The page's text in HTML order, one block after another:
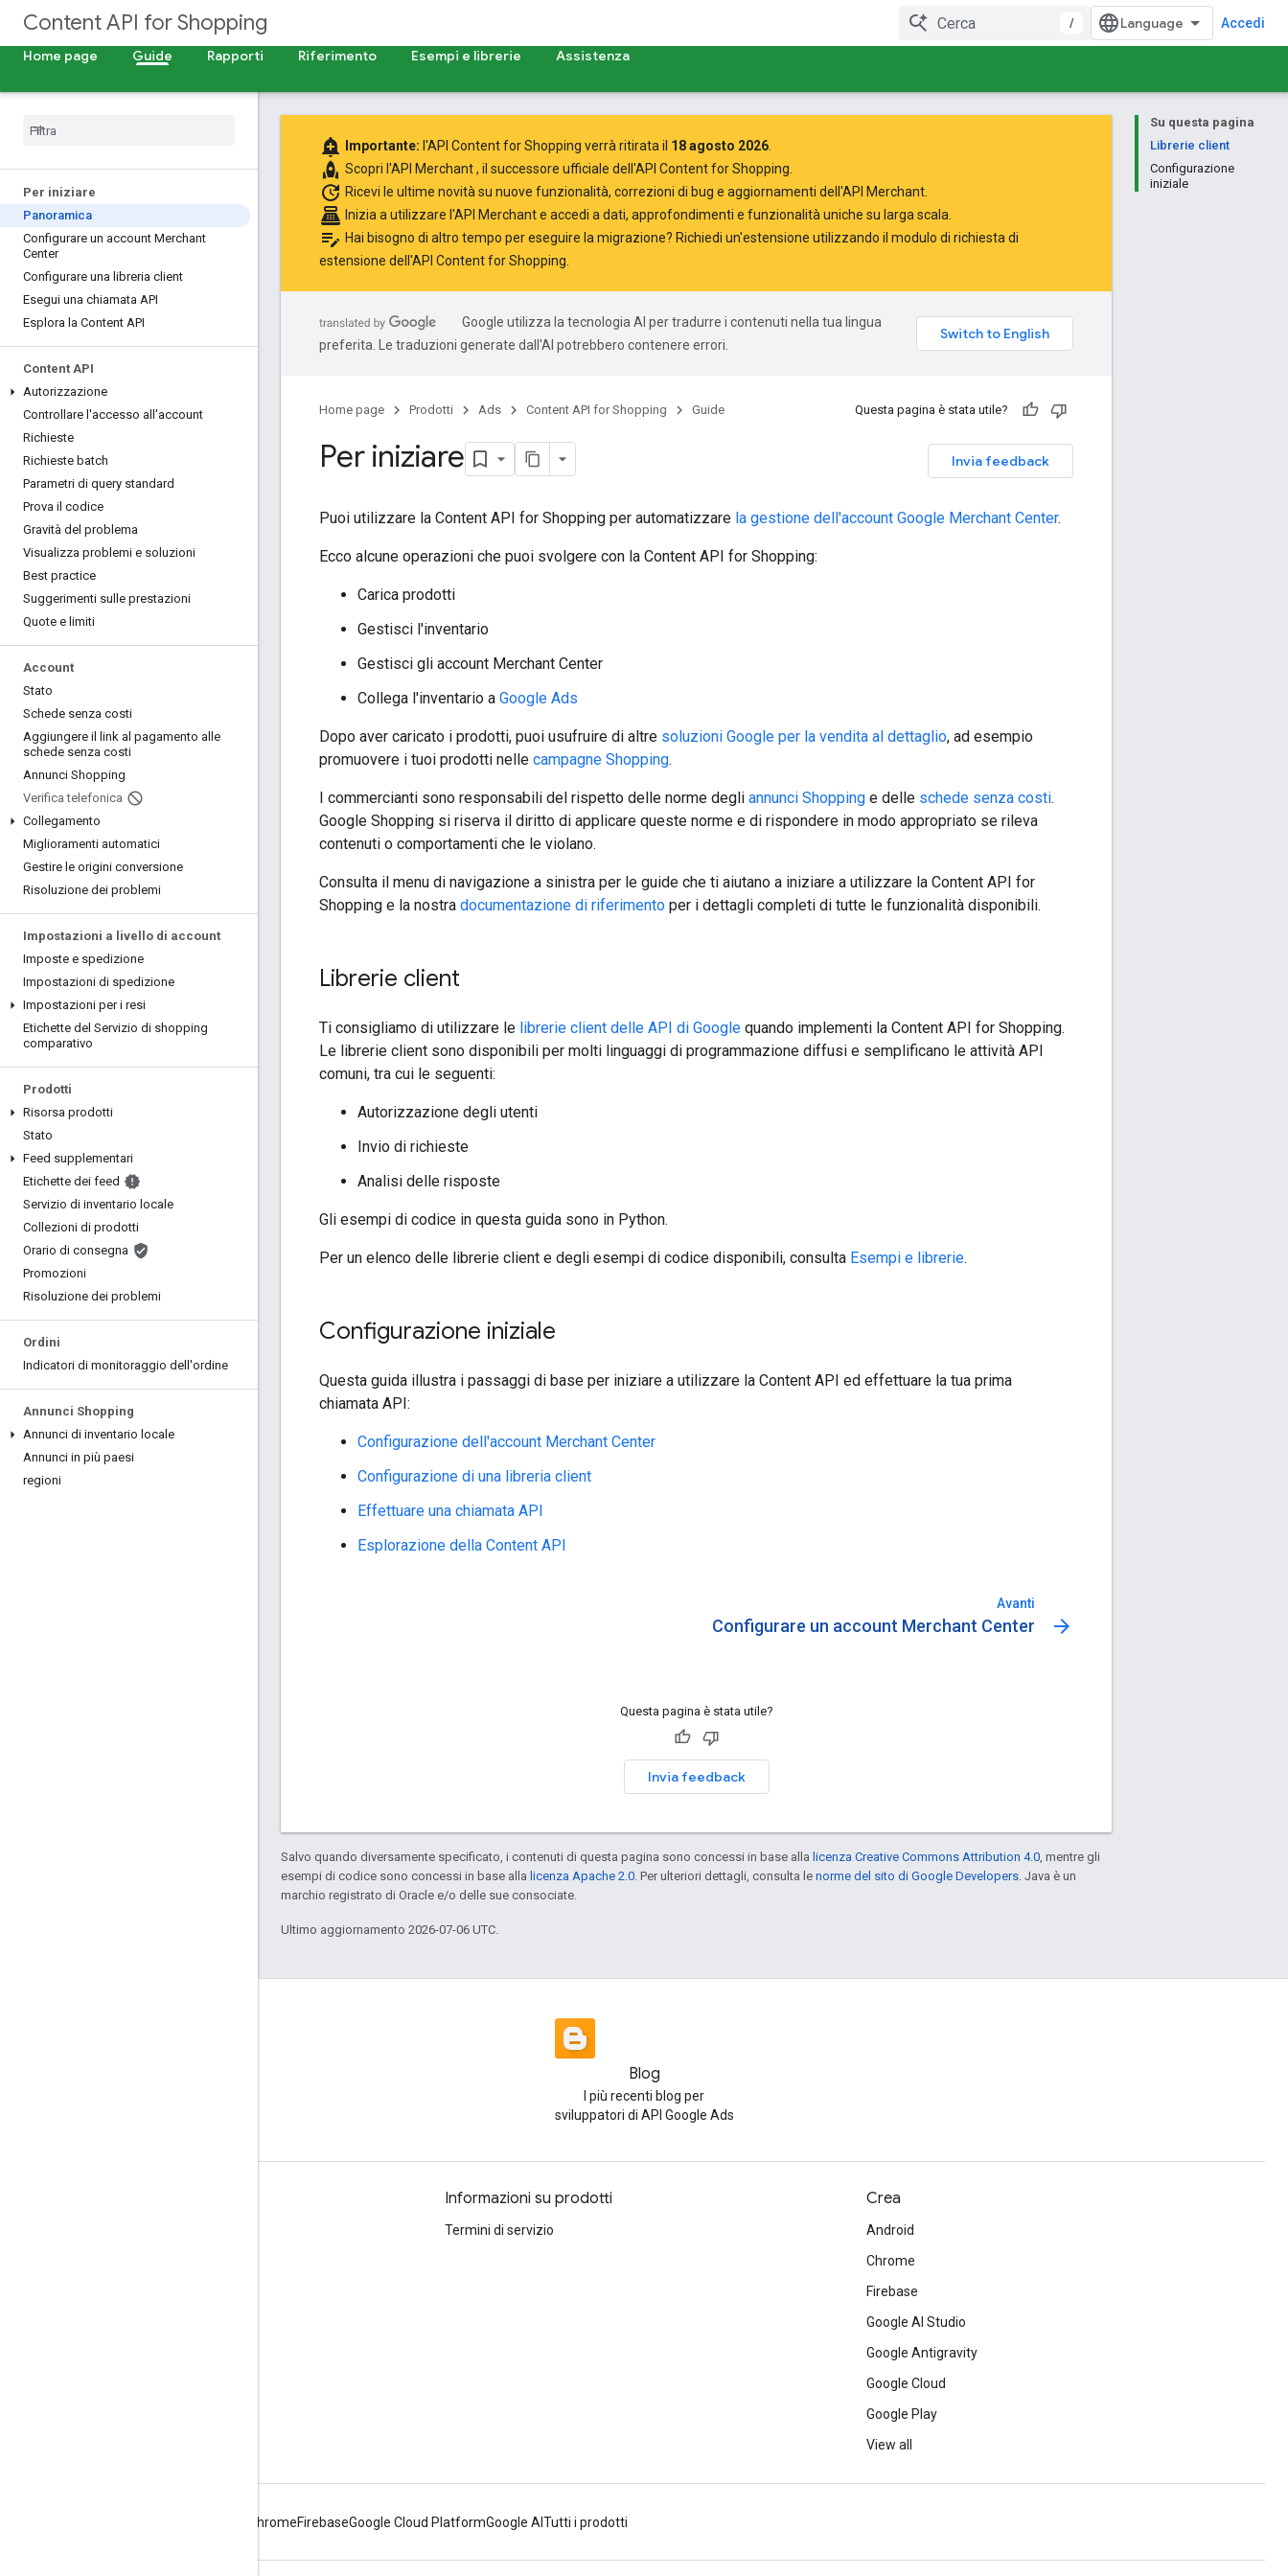
Content API for Shopping / Accedi
Home page Guide Rapporti Riferimento Esempi e librerie Assistenza
Per iniziare
Panoramica
Configurare un account Merchant
Center
Configurare una libreria client
Esegui una chiamata API
Esplora la Content API
Content API
Autorizzazione
Controllare l'accesso all'account
Richieste
Richieste batch
Parametri di query standard
Prova il codice
Gravità del problema
Visualizza problemi e soluzioni
Best practice
Suggerimenti sulle prestazioni
Quote e limiti
Account
Stato
Schede senza costi
Aggiungere il link al pagamento alle
schede senza costi
Annunci Shopping
Verifica telefonica
Collegamento
Miglioramenti automatici
Gestire le origini conversione
Risoluzione dei problemi
Impostazioni a livello di account
Imposte e spedizione
Impostazioni di spedizione
Impostazioni per i resi
Etichette del Servizio di shopping
comparativo
Prodotti
Risorsa prodotti
Stato
Feed supplementari
Etichette dei feed
Servizio di inventario locale
Collezioni di prodotti
Orario di consegna
Promozioni
Risoluzione dei problemi
Ordini
Indicatori di monitoraggio dell'ordine
Annunci Shopping
Annunci di inventario locale
Annunci in più paesi
regioni
Su questa pagina
Librerie client
Configurazione
iniziale
add_alert Importante: l'API Content for Shopping verrà ritirata il 18 agosto 2026
rocket Scopri l'API Merchant, il successore ufficiale dell'API Content for Shopping.
update Ricevi le ultime novità su nuove funzionalità, correzioni di bug e aggiornamenti dell'API Merchant.
point_of_sale Inizia a utilizzare l'API Merchante accedi a dati, approfondimenti e funzionalità uniche su larga scala.
edit_note Hai bisogno di altro tempo per eseguire la migrazione? Richiedi un'estensione utilizzando il modulo di richiesta di
estensione dell'API Content for Shopping
Google utilizza la tecnologia AI per tradurre i contenuti nella tua lingua
preferita. Le traduzioni generate dall'AI potrebbero contenere errori.
Home page Prodotti Ads Content API for Shopping Guide Questa pagina è stata utile?
Invia feedback
Per iniziare
Puoi utilizzare la Content API for Shopping per automatizzare la gestione dell'account Google Merchant Center.
Ecco alcune operazioni che puoi svolgere con la Content API for Shopping:
Carica prodotti
Gestisci l'inventario
Gestisci gli account Merchant Center
Collega l'inventario a Google Ads
Dopo aver caricato i prodotti, puoi usufruire di altre soluzioni Google per la vendita al dettaglio, ad esempio
promuovere i tuoi prodotti nelle campagne Shopping.
I commercianti sono responsabili del rispetto delle norme degli annunci Shopping e delle schede senza costi.
Google Shopping si riserva il diritto di applicare queste norme e di rispondere in modo appropriato se rileva
contenuti o comportamenti che le violano.
Consulta il menu di navigazione a sinistra per le guide che ti aiutano a iniziare a utilizzare la Content API for
Shopping e la nostra documentazione di riferimento per i dettagli completi di tutte le funzionalità disponibili.
Librerie client
Ti consigliamo di utilizzare le librerie client delle API di Google quando implementi la Content API for Shopping.
Le librerie client sono disponibili per molti linguaggi di programmazione diffusi e semplificano le attività API
comuni, tra cui le seguenti:
Autorizzazione degli utenti
Invio di richieste
Analisi delle risposte
Gli esempi di codice in questa guida sono in Python.
Per un elenco delle librerie client e degli esempi di codice disponibili, consulta Esempi e librerie.
Configurazione iniziale
Questa guida illustra i passaggi di base per iniziare a utilizzare la Content API ed effettuare la tua prima
chiamata API:
Configurazione dell'account Merchant Center
Configurazione di una libreria client
Effettuare una chiamata API
Esplorazione della Content API
Avanti
Configurare un account Merchant Center arrow_forward
Questa pagina è stata utile?
Invia feedback
Salvo quando diversamente specificato, i contenuti di questa pagina sono concessi in base alla licenza Creative Commons Attribution 4.0 , mentre gli
esempi di codice sono concessi in base alla licenza Apache 2.0 . Per ulteriori dettagli, consulta le norme del sito di Google Developers . Java è un
marchio registrato di Oracle e/o delle sue consociate.
Ultimo aggiornamento 2026-07-06 UTC.
Blog
I più recenti blog per
sviluppatori di API Google Ads
Informazioni su prodotti
Termini di servizio
Crea
Android
Chrome
Firebase
Google AI Studio
Google Antigravity
Google Cloud
Google Play
View all
ChromeFirebaseGoogle Cloud PlatformGoogle AI Tutti i prodotti